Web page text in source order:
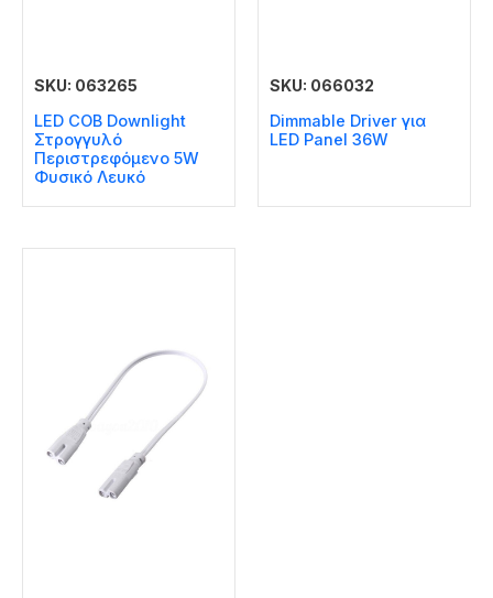
SKU: 063265
LED COB Downlight
Στρογγυλό
Περιστρεφόμενο 5W
Φυσικό Λευκό
SKU: 066032
Dimmable Driver για
LED Panel 36W